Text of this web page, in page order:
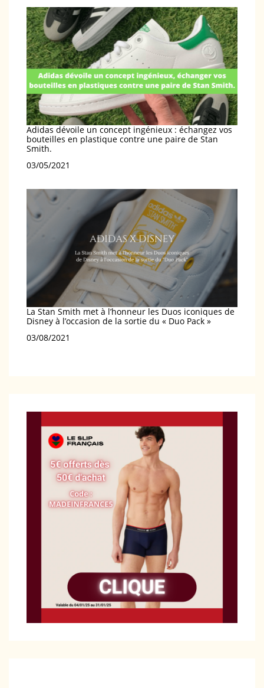
Adidas dévoile un concept ingénieux : échangez vos
bouteilles en plastique contre une paire de Stan
Smith.
Date
03/05/2021
La Stan Smith met à l’honneur les Duos iconiques de
Disney à l’occasion de la sortie du « Duo Pack »
Date
03/08/2021